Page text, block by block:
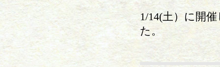
1/14(土）に開
た。